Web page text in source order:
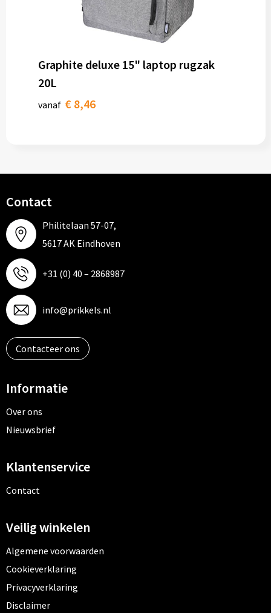
Graphite deluxe 15" laptop rugzak
20L
vanaf € 8,46
Contact
Philitelaan 57-07,
5617 AK Eindhoven
+31 (0) 40 – 2868987
info@prikkels.nl
Contacteer ons
Informatie
Over ons
Nieuwsbrief
Klantenservice
Contact
Veilig winkelen
Algemene voorwaarden
Cookieverklaring
Privacyverklaring
Disclaimer